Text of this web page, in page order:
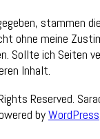
stammen
ohne meine
Sollte ich Seiten
Inhalt.
Reserved.
byWordPress.